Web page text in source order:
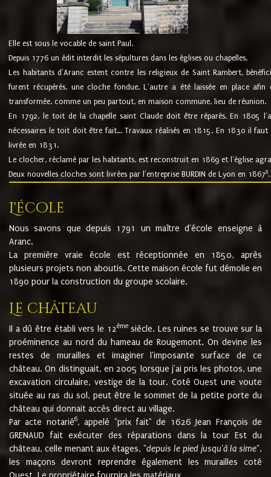
Elle est sous le vocable de saint Paul.
Depuis 1776 un édit interdit les sépultures dans les églises ou chapelles.
Les habitants d'Aranc estent contre les religieux de Saint Rambert,
furent récupérés, une cloche fondue. L'autre a été laissée en place
transformée, comme un peu partout, en maison commune, lieu de réunion.
En 1792, le toit de la chapelle saint Claude doit être réparés. En 1805
nécessaires le toit doit être fait... Travaux réalisés en 1815. En 1830 il
livrée en 1831.
Le clocher, réclamé par les habitants, est reconstruit en 1869 et l'église
Deux nouvelles cloches sont livrées par l'entreprise BURDIN de Lyon en 18678.
L'école
Nous savons que depuis 1791 un maître d'école enseigne à
Aranc.
La première vraie école est réceptionnée en 1850, après
plusieurs projets non aboutis. Cette maison école fut démolie en
1890 pour la construction du groupe scolaire.
Le château
Il a dû être établi vers le 12èmesiècle. Les ruines se trouve sur la
proéminence au nord du hameau de Rougemont. On devine les
restes de murailles et imaginer l'imposante surface de ce
château. On distinguait, en 2005 lorsque j'ai pris les photos, une
excavation circulaire, vestige de la tour. Coté Ouest une voute
située au ras du sol, peut être le sommet de la petite porte du
château qui donnait accès direct au village.
Par acte notarié6, appelé "prix fait" de 1626 Jean François de
GRENAUD fait exécuter des réparations dans la tour Est du
château, celle menant aux étages, "depuis le pied jusqu'à la sime".
les maçons devront reprendre également les murailles coté